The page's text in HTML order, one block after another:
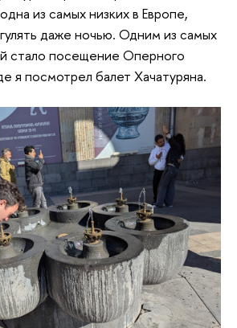
из самых низких в Европе,
даже ночью. Одним из самых
стало посещение Оперного
я посмотрел балет Хачатуряна.